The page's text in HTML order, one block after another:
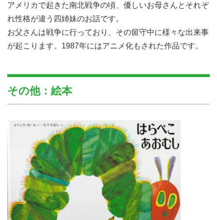
アメリカで起きた南北戦争の頃、優しいお母さんとそれぞ
れ性格が違う四姉妹のお話です。
お父さんは戦争に行っており、その留守中に様々な出来事
が起こります。1987年にはアニメ化もされた作品です。
その他：絵本